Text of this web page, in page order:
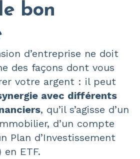
bon
d’entreprise ne doit
des façons dont vous
votre argent : il peut
avec différents
, qu’il s’agisse d’un
d’un compte
Plan d’Investissement
en ETF.